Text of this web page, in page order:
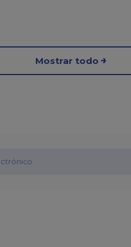
Mostrar todo